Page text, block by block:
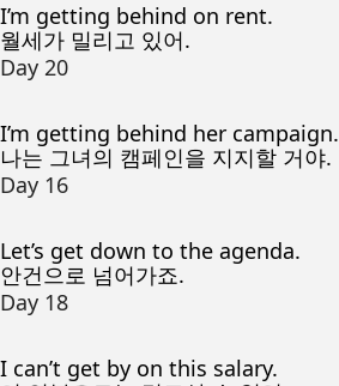
I’m getting behind on rent.
월세가 밀리고 있어.
Day 20
I’m getting behind her campaign.
나는 그녀의 캠페인을 지지할 거야.
Day 16
Let’s get down to the agenda.
안건으로 넘어가죠.
Day 18
I can’t get by on this salary.